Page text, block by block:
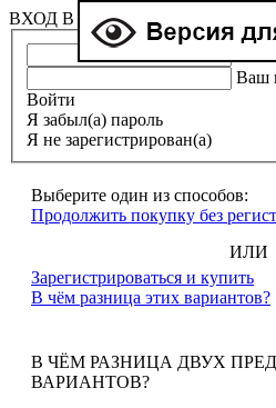
ВХОД В ЛИЧНЫЙ КАБИНЕТ
Ваш
Войти
Я забыл(а) пароль
Я не зарегистрирован(а)
Выберите один из способов:
Продолжить покупку без
ИЛИ
Зарегистрироваться и купить
В чём разница этих вариантов?
В ЧЁМ РАЗНИЦА ДВУХ
ВАРИАНТОВ?